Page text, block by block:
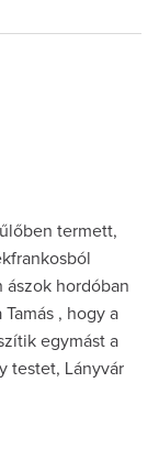
termett,
hordóban
, hogy a
egymást a
testet, Lányvár